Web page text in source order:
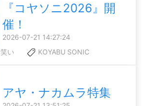
『コヤソニ2026』開
催！
2026-07-21 14:27:24
笑い KOYABU SONIC
アヤ・ナカムラ特集